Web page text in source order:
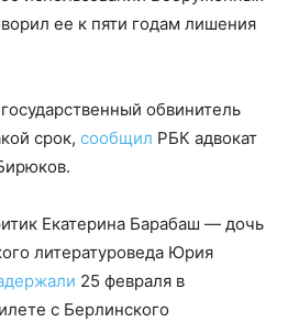
ее к пяти годам лишения
обвинитель
срок, сообщил РБК адвокат
Екатерина Барабаш — дочь
литературоведа Юрия
25 февраля в
с Берлинского